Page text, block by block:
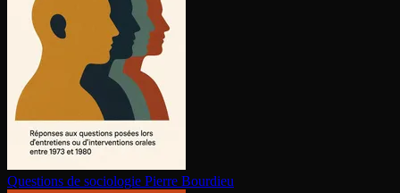
Questions de sociologie Pierre Bourdieu